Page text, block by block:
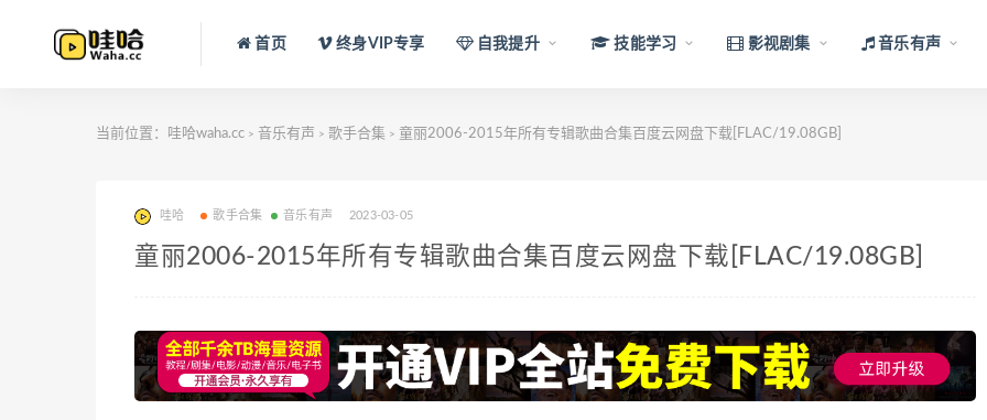
首页 终身VIP专享 自我提升 技能学习 影视剧集 音乐有声
当前位置： 哇哈waha.cc > 音乐有声 > 歌手合集 > 童丽2006-2015年所有专辑歌曲合集百度云网盘下载[FLAC/19.08GB]
哇哈 歌手合集 音乐有声 2023-03-05
童丽2006-2015年所有专辑歌曲合集百度云网盘下载[FLAC/19.08GB]